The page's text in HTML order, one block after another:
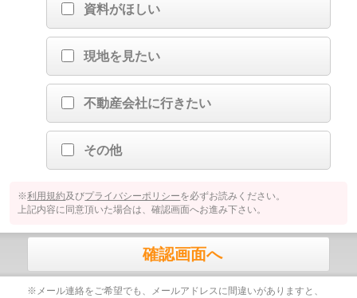
資料がほしい
現地を見たい
不動産会社に行きたい
その他
※利用規約及びプライバシーポリシーを必ずお読みください。
上記内容に同意頂いた場合は、確認画面へお進み下さい。
確認画面へ
※メール連絡をご希望でも、メールアドレスに間違いがありますと、